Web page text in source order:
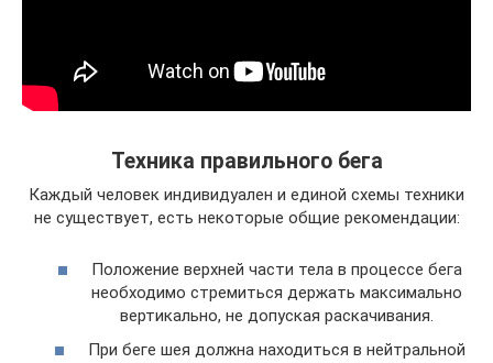
Техника правильного бега
Каждый человек индивидуален и единой схемы техники
не существует, есть некоторые общие рекомендации:
Положение верхней части тела в процессе бега
необходимо стремиться держать максимально
вертикально, не допуская раскачивания.
При беге шея должна находиться в нейтральной